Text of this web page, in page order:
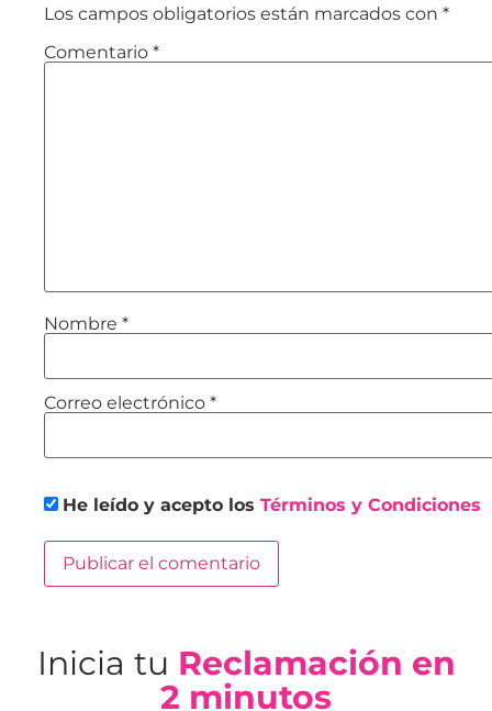
Los campos obligatorios están marcados con *
Comentario *
Nombre *
Correo electrónico *
He leído y acepto los Términos y Condiciones
Inicia tu Reclamación en
2 minutos